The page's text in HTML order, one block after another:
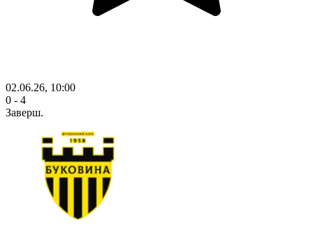
02.06.26, 10:00
0 - 4
Заверш.